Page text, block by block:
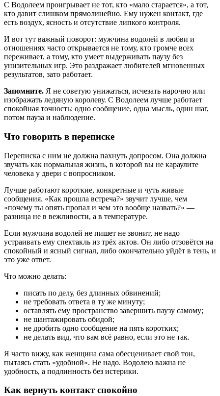
С Водолеем проигрывает не тот, кто «мало старается», а тот,
кто давит слишком прямолинейно. Ему нужен контакт, где
есть воздух, ясность и отсутствие липкого контроля.
И вот тут важный поворот: мужчина водолей в любви и
отношениях часто открывается не тому, кто громче всех
переживает, а тому, кто умеет выдерживать паузу без
унизительных игр. Это раздражает любителей мгновенных
результатов, зато работает.
Запомните. Я не советую унижаться, исчезать нарочно или
изображать ледяную королеву. С Водолеем лучше работает
спокойная точность: одно сообщение, одна мысль, один шаг,
потом пауза и наблюдение.
Что говорить в переписке
Переписка с ним не должна пахнуть допросом. Она должна
звучать как нормальная жизнь, в которой вы не караулите
человека у двери с вопросником.
Лучше работают короткие, конкретные и чуть живые
сообщения. «Как прошла встреча?» звучит лучше, чем
«почему ты опять пропал и чем это вообще назвать?» —
разница не в вежливости, а в температуре.
Если мужчина водолей не пишет не звонит, не надо
устраивать ему спектакль из трёх актов. Он либо отзовётся на
спокойный и ясный сигнал, либо окончательно уйдёт в тень, и
это уже ответ.
Что можно делать:
писать по делу, без длинных обвинений;
не требовать ответа в ту же минуту;
оставлять ему пространство завершить паузу самому;
не шантажировать обидой;
не дробить одно сообщение на пять коротких;
не делать вид, что вам всё равно, если это не так.
Я часто вижу, как женщина сама обесценивает свой тон,
пытаясь стать «удобной». Не надо. Водолею важна не
удобность, а подлинность без истерики.
Как вернуть контакт спокойно